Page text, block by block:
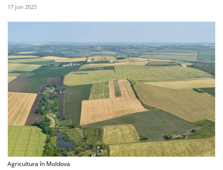
17 jun 2025
Agricultura în Moldova